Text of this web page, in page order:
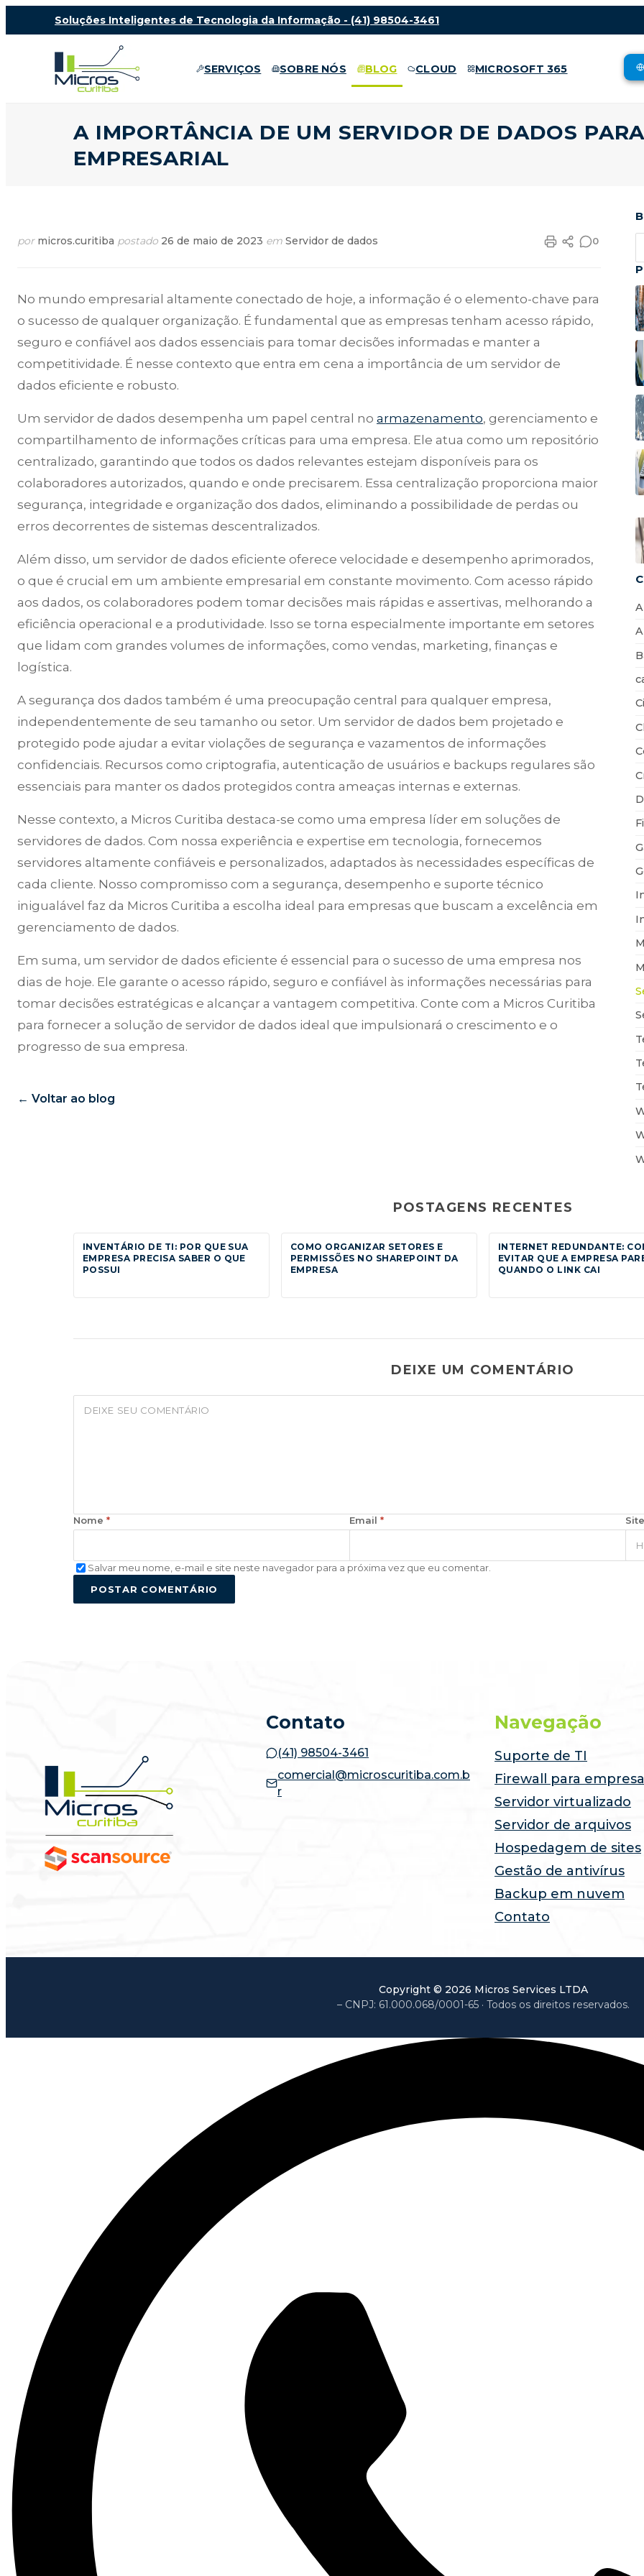
Soluções Inteligentes de Tecnologia da Informação - (41) 98504-3461
SERVIÇOS SOBRE NÓS BLOG CLOUD MICROSOFT 365
A IMPORTÂNCIA DE UM SERVIDOR DE DADOS
EMPRESARIAL
por micros.curitiba postado 26 de maio de 2023 em Servidor de dados 0
No mundo empresarial altamente conectado de hoje, a informação é o elemento-chave para
o sucesso de qualquer organização. É fundamental que as empresas tenham acesso rápido,
seguro e confiável aos dados essenciais para tomar decisões informadas e manter a
competitividade. É nesse contexto que entra em cena a importância de um servidor de
dados eficiente e robusto.
Um servidor de dados desempenha um papel central no armazenamento, gerenciamento e
compartilhamento de informações críticas para uma empresa. Ele atua como um repositório
centralizado, garantindo que todos os dados relevantes estejam disponíveis para os
colaboradores autorizados, quando e onde precisarem. Essa centralização proporciona maior
segurança, integridade e organização dos dados, eliminando a possibilidade de perdas ou
erros decorrentes de sistemas descentralizados.
Além disso, um servidor de dados eficiente oferece velocidade e desempenho aprimorados,
o que é crucial em um ambiente empresarial em constante movimento. Com acesso rápido
aos dados, os colaboradores podem tomar decisões mais rápidas e assertivas, melhorando a
eficiência operacional e a produtividade. Isso se torna especialmente importante em setores
que lidam com grandes volumes de informações, como vendas, marketing, finanças e
logística.
A segurança dos dados também é uma preocupação central para qualquer empresa,
independentemente de seu tamanho ou setor. Um servidor de dados bem projetado e
protegido pode ajudar a evitar violações de segurança e vazamentos de informações
confidenciais. Recursos como criptografia, autenticação de usuários e backups regulares são
essenciais para manter os dados protegidos contra ameaças internas e externas.
Nesse contexto, a Micros Curitiba destaca-se como uma empresa líder em soluções de
servidores de dados. Com nossa experiência e expertise em tecnologia, fornecemos
servidores altamente confiáveis e personalizados, adaptados às necessidades específicas de
cada cliente. Nosso compromisso com a segurança, desempenho e suporte técnico
inigualável faz da Micros Curitiba a escolha ideal para empresas que buscam a excelência em
gerenciamento de dados.
Em suma, um servidor de dados eficiente é essencial para o sucesso de uma empresa nos
dias de hoje. Ele garante o acesso rápido, seguro e confiável às informações necessárias para
tomar decisões estratégicas e alcançar a vantagem competitiva. Conte com a Micros Curitiba
para fornecer a solução de servidor de dados ideal que impulsionará o crescimento e o
progresso de sua empresa.
← Voltar ao blog
POSTAGENS RECENTES
INVENTÁRIO DE TI: POR QUE SUA
EMPRESA PRECISA SABER O QUE
POSSUI
COMO ORGANIZAR SETORES E
PERMISSÕES NO SHAREPOINT DA
EMPRESA
INTERNET REDUNDANTE:
EVITAR QUE A EMPRESA
QUANDO O LINK CAI
DEIXE UM COMENTÁRIO
Nome * Email * Site
Salvar meu nome, e-mail e site neste navegador para a próxima vez que eu comentar.
POSTAR COMENTÁRIO
Contato
(41) 98504-3461
comercial@microscuritiba.com.b
r
Navegação
Suporte de TI
Firewall para
Servidor virtualizado
Servidor de arquivos
Hospedagem de sites
Gestão de antivírus
Backup em nuvem
Contato
Copyright © 2026 Micros Services LTDA
CNPJ: 61.000.068/0001-65· Todos os direitos reservados.